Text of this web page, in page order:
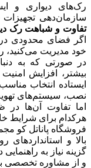
رک‌های دیواری و
سازمان‌دهی تجهیزات
تفاوت و شباهت رک
اگر فضای محدودی در
خود مدیریت می‌کنید،
در صورتی که به
بیشتر، افزایش
ایستاده انتخاب
نصب، سیستم‌های
اما تفاوت آن‌ها
هرکدام برای شرایط
فروشگاه پاناتل کو
بالا و استانداردهای
گزینه نیاز به
و از مشاوره تخصصی